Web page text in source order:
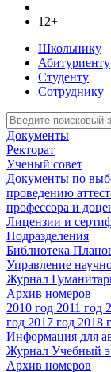
12+
Школьнику
Абитуриенту
Студенту
Сотруднику
Документы
Ректорат
Ученый совет
Документы по
проведению
профессора и
Лицензии и
Подразделения
Библиотека
Управление
Журнал
Архив номеров
2010 год 2011 год
год 2017 год 2018
Информация для
Журнал Учебный
Архив номеров